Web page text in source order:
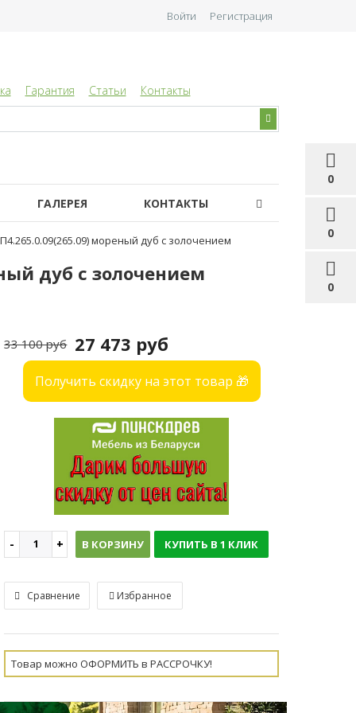
0
0
0
Войти Регистрация
Гарантия Статьи Контакты
ГАЛЕРЕЯ КОНТАКТЫ
мореный дуб с золочением
дуб с золочением
27 473 руб
33 100 руб
Получить скидку на этот товар 🎁
В КОРЗИНУ КУПИТЬ В 1 КЛИК
Сравнение Избранное
Товар можно ОФОРМИТЬ в РАССРОЧКУ!